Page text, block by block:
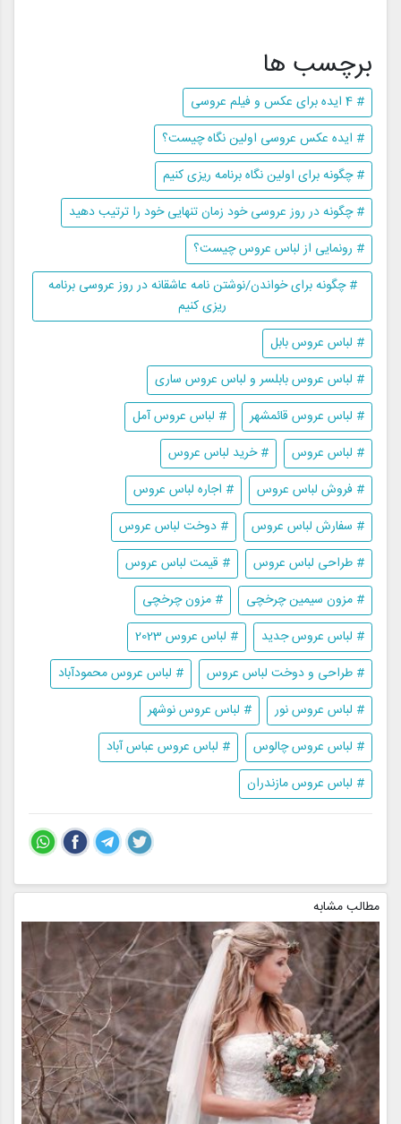
برچسب ها
# 4 ایده برای عکس و فیلم عروسی
# ایده عکس عروسی اولین نگاه چیست؟
# چگونه برای اولین نگاه برنامه ریزی کنیم
# چگونه در روز عروسی خود زمان تنهایی خود را ترتیب دهید
# رونمایی از لباس عروس چیست؟
# چگونه برای خواندن/نوشتن نامه عاشقانه در روز عروسی برنامه
ریزی کنیم
# لباس عروس بابل
# لباس عروس بابلسر و لباس عروس ساری
# لباس عروس قائمشهر
# لباس عروس آمل
# لباس عروس
# خرید لباس عروس
# فروش لباس عروس
# اجاره لباس عروس
# سفارش لباس عروس
# دوخت لباس عروس
# طراحی لباس عروس
# قیمت لباس عروس
# مزون سیمین چرخچی
# مزون چرخچی
# لباس عروس جدید
# لباس عروس 2023
# طراحی و دوخت لباس عروس
# لباس عروس محمودآباد
# لباس عروس نور
# لباس عروس نوشهر
# لباس عروس چالوس
# لباس عروس عباس آباد
# لباس عروس مازندران
مطالب مشابه